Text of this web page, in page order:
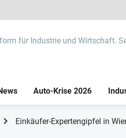
für Industrie und Wirtschaft.
Auto-Krise 2026
Einkäufer-Expertengipfel in